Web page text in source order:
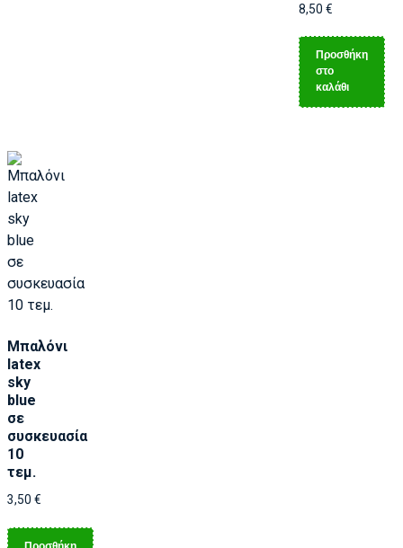
8,50 €
Προσθήκη
στο
καλάθι
Μπαλόνι
latex
sky
blue
σε
συσκευασία
10
τεμ.
3,50 €